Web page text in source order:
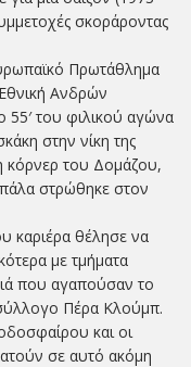
σκοράροντας
Πρωτάθλημα
Ανδρών
55′ του φιλικού αγώνα
στην νίκη της
κόρνερ του Δομάζου,
στρώθηκε στον
καριέρα θέλησε να
με τμήματα
που αγαπούσαν το
Πέρα Κλούμπ.
και οι
σε αυτό ακόμη